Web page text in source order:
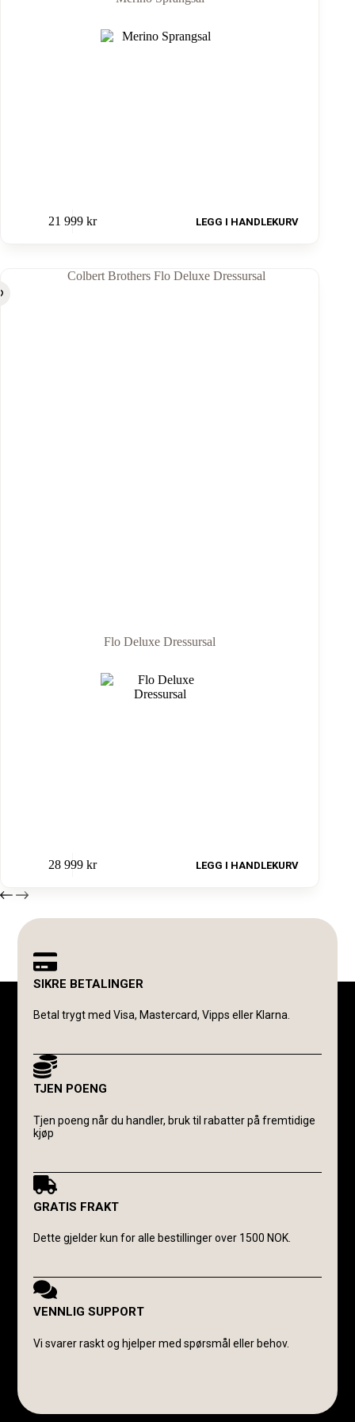
21 999 kr LEGG I HANDLEKURV
Flo Deluxe Dressursal
28 999 kr LEGG I HANDLEKURV
SIKRE BETALINGER
Betal trygt med Visa, Mastercard, Vipps eller Klarna.
TJEN POENG
Tjen poeng når du handler, bruk til rabatter på fremtidige
kjøp
GRATIS FRAKT
Dette gjelder kun for alle bestillinger over 1500 NOK.
VENNLIG SUPPORT
Vi svarer raskt og hjelper med spørsmål eller behov.